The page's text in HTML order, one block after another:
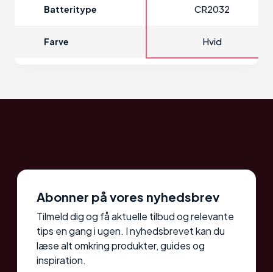
Batteritype CR2032
Farve Hvid
Abonner på vores nyhedsbrev
Tilmeld dig og få aktuelle tilbud og relevante
tips en gang i ugen. I nyhedsbrevet kan du
læse alt omkring produkter, guides og
inspiration.